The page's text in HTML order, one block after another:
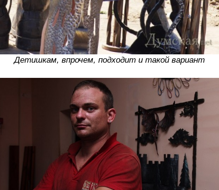
Детишкам, впрочем, подходит и такой вариант